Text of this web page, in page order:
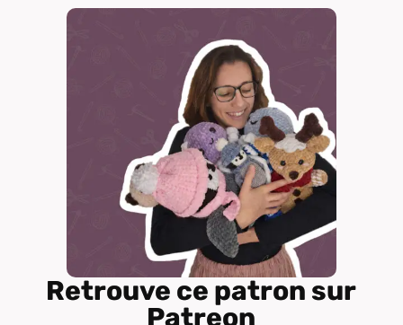
Retrouve ce patron sur
Patreon